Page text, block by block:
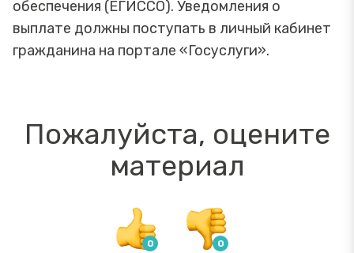
обеспечения (ЕГИССО). Уведомления о
выплате должны поступать в личный кабинет
гражданина на портале «Госуслуги».
Пожалуйста, оцените
материал